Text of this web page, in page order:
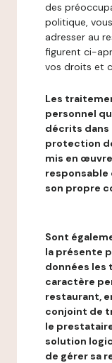
des
politique,
adresser au
figurent ci-
vos droits et
Les
personnel
décrits
protection
mis en
son propre
Sont
la présente
données les
caractère
restaurant,
conjoint de
le
solution
de gérer sa